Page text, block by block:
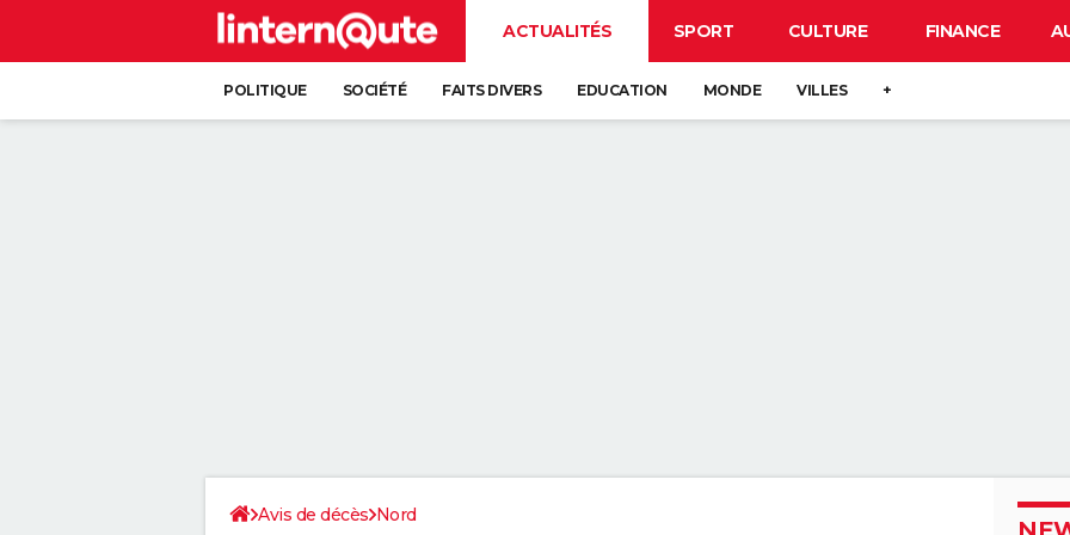
ACTUALITÉS SPORT CULTURE FINANCE
POLITIQUE SOCIÉTÉ FAITS DIVERS EDUCATION MONDE VILLES +
Avis de décès Nord